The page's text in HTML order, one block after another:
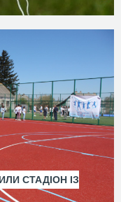
СТАДІОН ІЗ